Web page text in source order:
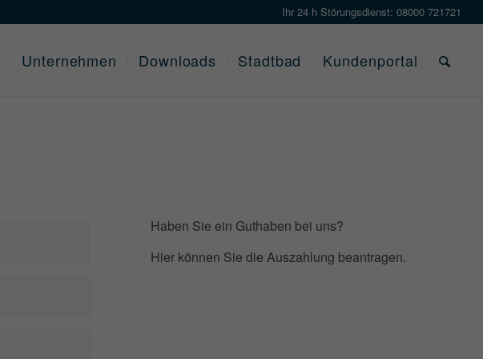
Ihr 24 h Störungsdienst: 08000 721721
Unternehmen Downloads Stadtbad Kundenportal
Haben Sie ein Guthaben bei uns?
Hier können Sie die Auszahlung beantragen.